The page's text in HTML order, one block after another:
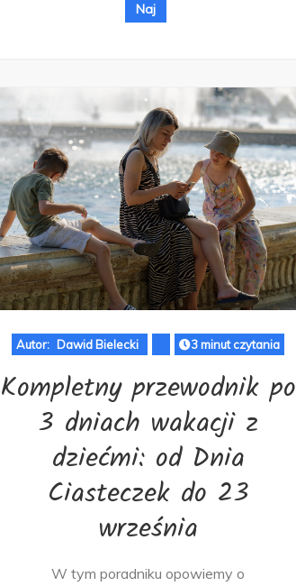
Naj
Autor: Dawid Bielecki 3 minut czytania
Kompletny przewodnik po
3 dniach wakacji z
dziećmi: od Dnia
Ciasteczek do 23
września
W tym poradniku opowiemy o